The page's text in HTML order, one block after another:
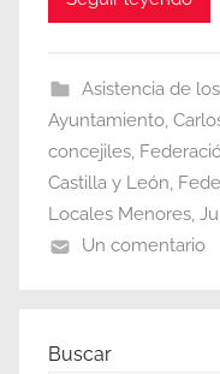
Asistencia de
Ayuntamiento,
concejiles,
Castilla y León,
Locales Menores,
Un comentario
Buscar